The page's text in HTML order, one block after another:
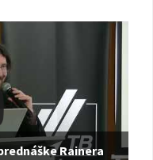
Rainera